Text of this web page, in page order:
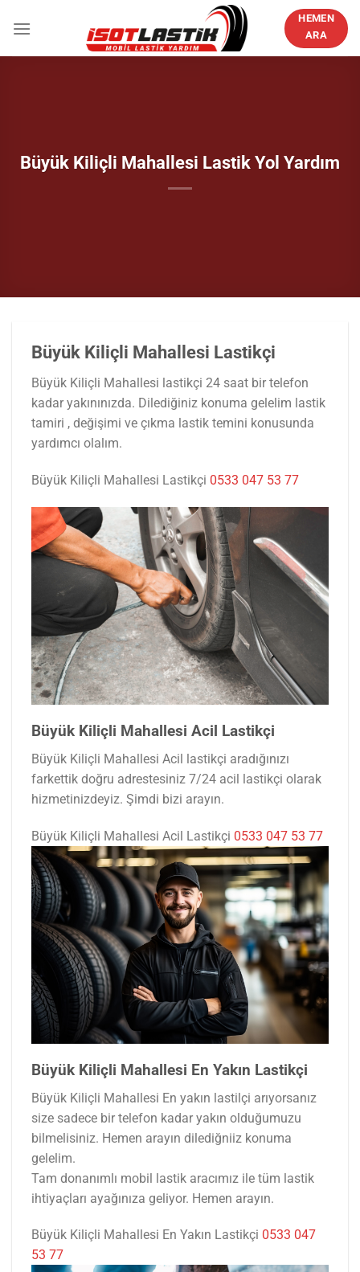
atla
HEMEN
ARA
Büyük Kiliçli Mahallesi Lastik Yol Yardım
Büyük Kiliçli Mahallesi Lastikçi
Büyük Kiliçli Mahallesi lastikçi 24 saat bir telefon
kadar yakınınızda. Dilediğiniz konuma gelelim lastik
tamiri , değişimi ve çıkma lastik temini konusunda
yardımcı olalım.
Büyük Kiliçli Mahallesi Lastikçi 0533 047 53 77
Büyük Kiliçli Mahallesi Acil Lastikçi
Büyük Kiliçli Mahallesi Acil lastikçi aradığınızı
farkettik doğru adrestesiniz 7/24 acil lastikçi olarak
hizmetinizdeyiz. Şimdi bizi arayın.
Büyük Kiliçli Mahallesi Acil Lastikçi 0533 047 53 77
Büyük Kiliçli Mahallesi En Yakın Lastikçi
Büyük Kiliçli Mahallesi En yakın lastilçi arıyorsanız
size sadece bir telefon kadar yakın olduğumuzu
bilmelisiniz. Hemen arayın dilediğniiz konuma
gelelim.
Tam donanımlı mobil lastik aracımız ile tüm lastik
ihtiyaçları ayağınıza geliyor. Hemen arayın.
Büyük Kiliçli Mahallesi En Yakın Lastikçi 0533 047
53 77